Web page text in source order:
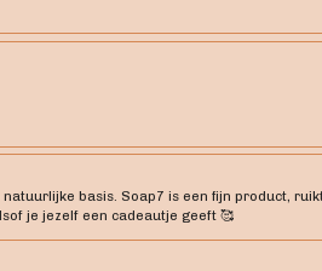
basis. Soap7 is een fijn product,
je jezelf een cadeautje geeft 🥰